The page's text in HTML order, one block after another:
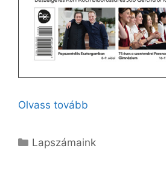
Olvass tovább
Kategória
Lapszámaink